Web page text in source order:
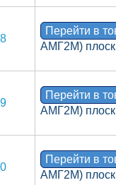
Перейти в
АМГ2М)
Перейти в
АМГ2М)
Перейти в
АМГ2М)